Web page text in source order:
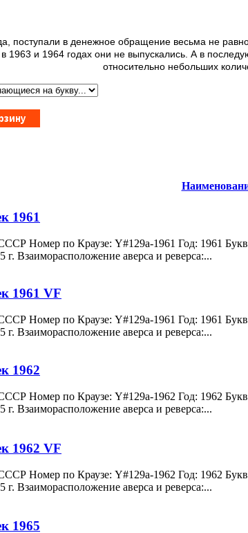
поступали в денежное обращение весьма не
в 1963 и 1964 годах они не выпускались. А в
относительно небольших
1961
Номер по Краузе: Y#129a-1961 Год: 1961
г. Взаиморасположение аверса и реверса:...
1961 VF
Номер по Краузе: Y#129a-1961 Год: 1961
г. Взаиморасположение аверса и реверса:...
1962
Номер по Краузе: Y#129a-1962 Год: 1962
г. Взаиморасположение аверса и реверса:...
1962 VF
Номер по Краузе: Y#129a-1962 Год: 1962
г. Взаиморасположение аверса и реверса:...
1965